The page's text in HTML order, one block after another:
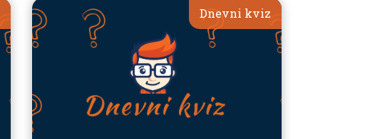
Dnevni kviz